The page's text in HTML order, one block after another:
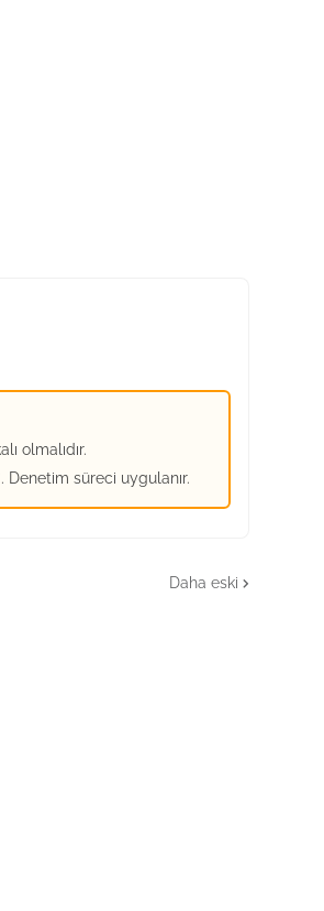
olmalıdır.
süreci uygulanır.
Daha eski